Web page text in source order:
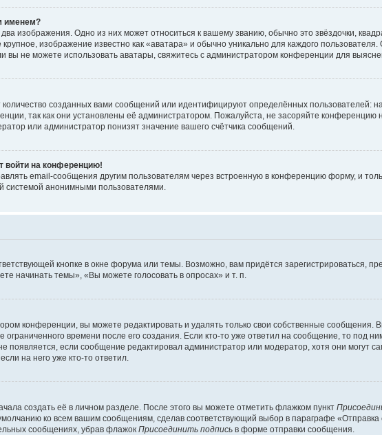
именем?
изображения. Одно из них может относиться к вашему званию, обычно это звёздочки,
изображение известно как «аватара» и обычно уникально для каждого
вы не можете использовать аватары, свяжитесь с администратором конференции для
созданных вами сообщений или идентифицируют определённых пользователей:
так как они установлены её администратором. Пожалуйста, не засоряйте
или администратор понизят значение вашего счётчика сообщений.
войти на конференцию!
email-сообщения другим пользователям через встроенную в конференцию форму, и
системой анонимными пользователями.
кнопке в окне форума или темы. Возможно, вам придётся зарегистрироваться,
начинать темы», «Вы можете голосовать в опросах» и т. п.
конференции, вы можете редактировать и удалять только свои собственные сообщения.
времени после его создания. Если кто-то уже ответил на сообщение, то под
появляется, если сообщение редактировал администратор или модератор, хотя они могут
на него уже кто-то ответил.
создать её в личном разделе. После этого вы можете отметить флажком пункт
ко всем вашим сообщениям, сделав соответствующий выбор в параграфе
сообщениях, убрав флажок Присоединить подпись в форме отправки сообщения.